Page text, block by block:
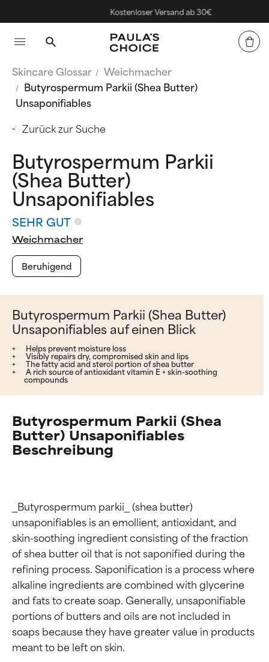
Kostenloser Versand ab 30€
Skincare Glossar
Weichmacher
Butyrospermum Parkii (Shea Butter)
Unsaponifiables
Zurück zur Suche
Butyrospermum Parkii
(Shea Butter)
Unsaponifiables
SEHR GUT
Weichmacher
Beruhigend
Butyrospermum Parkii (Shea Butter)
Unsaponifiables auf einen Blick
Helps prevent moisture loss
Visibly repairs dry, compromised skin and lips
The fatty acid and sterol portion of shea butter
A rich source of antioxidant vitamin E + skin-soothing
compounds
Butyrospermum Parkii (Shea
Butter) Unsaponifiables
Beschreibung
_Butyrospermum parkii_ (shea butter)
unsaponifiables is an emollient, antioxidant, and
skin-soothing ingredient consisting of the fraction
of shea butter oil that is not saponified during the
refining process. Saponification is a process where
alkaline ingredients are combined with glycerine
and fats to create soap. Generally, unsaponifiable
portions of butters and oils are not included in
soaps because they have greater value in products
meant to be left on skin.